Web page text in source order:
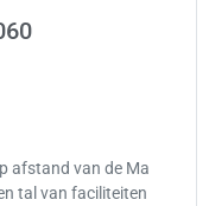
afstand van de Ma
tal van faciliteiten